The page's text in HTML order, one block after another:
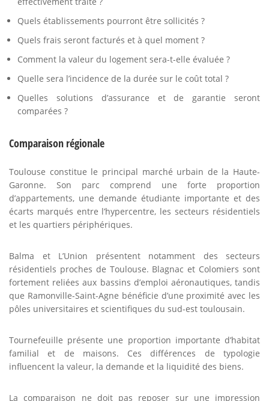
Quels établissements pourront être sollicités ?
Quels frais seront facturés et à quel moment ?
Comment la valeur du logement sera-t-elle évaluée ?
Quelle sera l’incidence de la durée sur le coût total ?
Quelles solutions d’assurance et de garantie seront
comparées ?
Comparaison régionale
Toulouse constitue le principal marché urbain de la Haute-
Garonne. Son parc comprend une forte proportion
d’appartements, une demande étudiante importante et des
écarts marqués entre l’hypercentre, les secteurs résidentiels
et les quartiers périphériques.
Balma et L’Union présentent notamment des secteurs
résidentiels proches de Toulouse. Blagnac et Colomiers sont
fortement reliées aux bassins d’emploi aéronautiques, tandis
que Ramonville-Saint-Agne bénéficie d’une proximité avec les
pôles universitaires et scientifiques du sud-est toulousain.
Tournefeuille présente une proportion importante d’habitat
familial et de maisons. Ces différences de typologie
influencent la valeur, la demande et la liquidité des biens.
La comparaison ne doit pas reposer sur une impression